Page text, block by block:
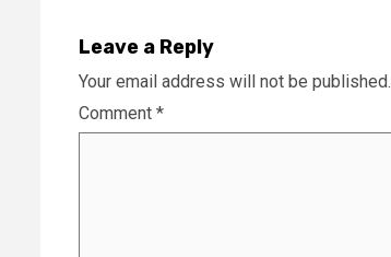
Leave a Reply
Your email address will not be published.
Comment *